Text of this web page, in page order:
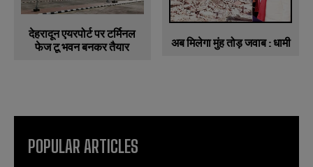
देहरादून एयरपोर्ट पर टर्मिनल
फेज टू भवन बनकर तैयार
अब मिलेगा मुंह तोड़ जवाब : धामी
POPULAR ARTICLES